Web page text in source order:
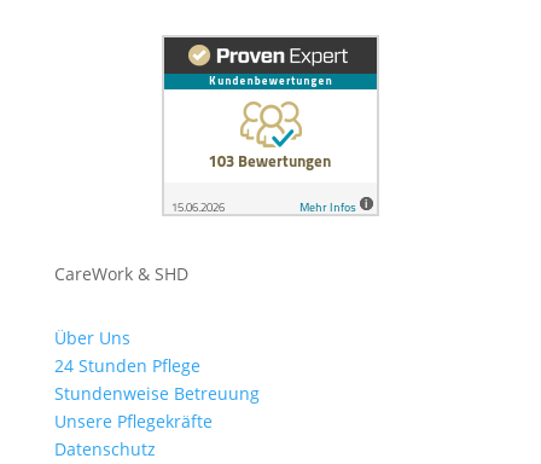
CareWork & SHD
Über Uns
24 Stunden Pflege
Stundenweise Betreuung
Unsere Pflegekräfte
Datenschutz